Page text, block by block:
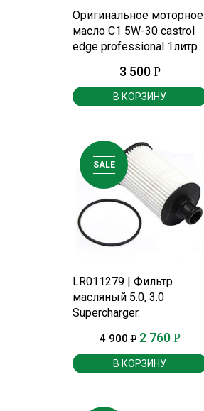
ПОДРОБНЕЕ
Оригинальное моторное
масло С1 5W-30 castrol
edge professional 1литр.
3 500 Р
В КОРЗИНУ
SALE
ПОДРОБНЕЕ
LR011279 | Фильтр
масляный 5.0, 3.0
Supercharger.
4 900Р 2 760 Р
В КОРЗИНУ